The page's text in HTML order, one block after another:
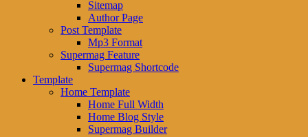
Sitemap
Author Page
Post Template
Mp3 Format
Supermag Feature
Supermag Shortcode
Template
Home Template
Home Full Width
Home Blog Style
Supermag Builder